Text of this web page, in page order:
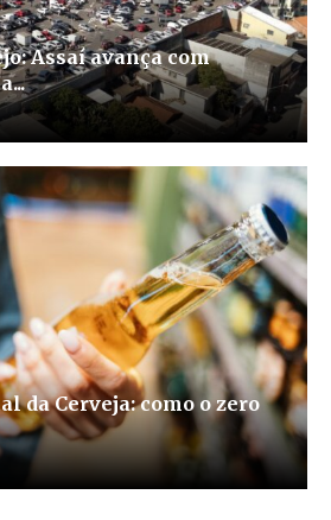
Assaí avança com
da Cerveja: como o zero